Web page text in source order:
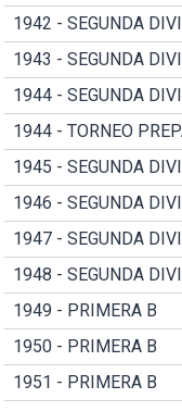
1942 - SEGUNDA
1943 - SEGUNDA
1944 - SEGUNDA
1944 - TORNEO
1945 - SEGUNDA
1946 - SEGUNDA
1947 - SEGUNDA
1948 - SEGUNDA
1949 - PRIMERA B
1950 - PRIMERA B
1951 - PRIMERA B